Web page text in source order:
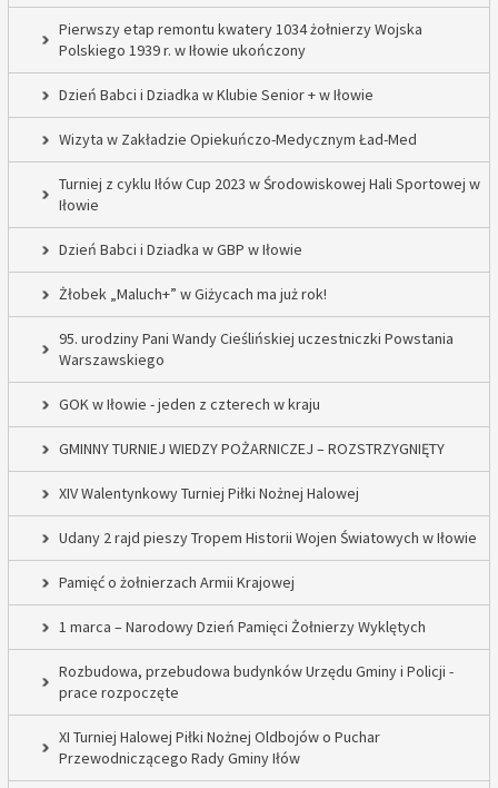
Pierwszy etap remontu kwatery 1034 żołnierzy Wojska
Polskiego 1939 r. w Iłowie ukończony
Dzień Babci i Dziadka w Klubie Senior + w Iłowie
Wizyta w Zakładzie Opiekuńczo-Medycznym Ład-Med
Turniej z cyklu Iłów Cup 2023 w Środowiskowej Hali Sportowej w
Iłowie
Dzień Babci i Dziadka w GBP w Iłowie
Żłobek „Maluch+” w Giżycach ma już rok!
95. urodziny Pani Wandy Cieślińskiej uczestniczki Powstania
Warszawskiego
GOK w Iłowie - jeden z czterech w kraju
GMINNY TURNIEJ WIEDZY POŻARNICZEJ – ROZSTRZYGNIĘTY
XIV Walentynkowy Turniej Piłki Nożnej Halowej
Udany 2 rajd pieszy Tropem Historii Wojen Światowych w Iłowie
Pamięć o żołnierzach Armii Krajowej
1 marca – Narodowy Dzień Pamięci Żołnierzy Wyklętych
Rozbudowa, przebudowa budynków Urzędu Gminy i Policji -
prace rozpoczęte
XI Turniej Halowej Piłki Nożnej Oldbojów o Puchar
Przewodniczącego Rady Gminy Iłów